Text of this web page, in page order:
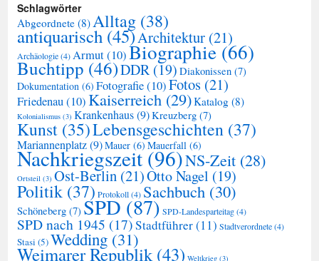
Schlagwörter
Abgeordnete (8)Alltag (38)
antiquarisch (45)Architektur (21)
Archäologie(4)Armut(10)Biographie (66)
Buchtipp (46)DDR (19) Diakonissen (7)
Dokumentation (6) Fotografie(10)Fotos (21)
Friedenau(10)Kaiserreich(29)Katalog (8)
Kolonialismus (3) Krankenhaus(9)Kreuzberg (7)
Kunst (35)Lebensgeschichten (37)
Mariannenplatz(9)Mauer (6) Mauerfall (6)
Nachkriegszeit(96)NS-Zeit (28)
Ortsteil (3) Ost-Berlin (21)Otto Nagel (19)
Politik (37) Protokoll(4) Sachbuch (30)
Schöneberg (7) SPD (87) SPD-Landesparteitag(4)
SPD nach 1945 (17)Stadtführer(11) Stadtverordnete(4)
Stasi (5)Wedding (31)
Weimarer Republik(43) Weltkrieg (3)